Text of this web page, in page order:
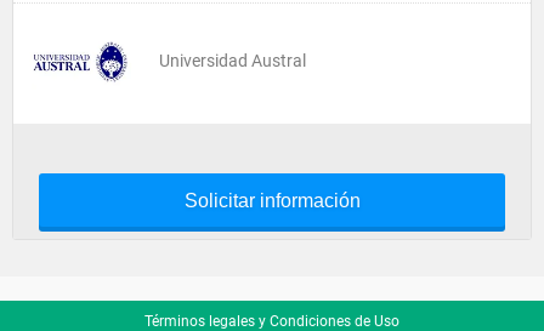
Universidad Austral
Solicitar información
Términos legales y Condiciones de Uso